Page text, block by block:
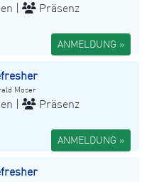
|
Präsenz
ANMELDUNG »
Moser
|
Präsenz
ANMELDUNG »